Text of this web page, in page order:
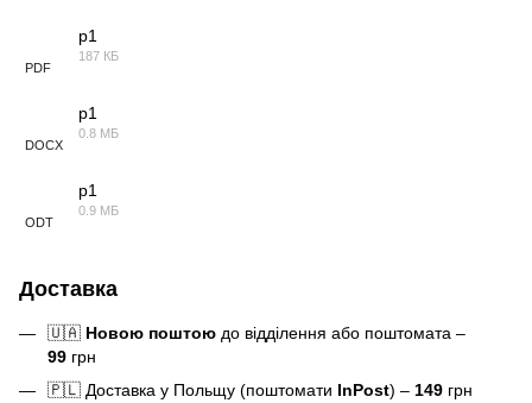
PDF
p1
187 КБ
DOCX
p1
0.8 МБ
ODT
p1
0.9 МБ
Доставка
🇺🇦 Новою поштою до відділення або поштомата –
99 грн
🇵🇱 Доставка у Польщу (поштомати InPost) – 149 грн